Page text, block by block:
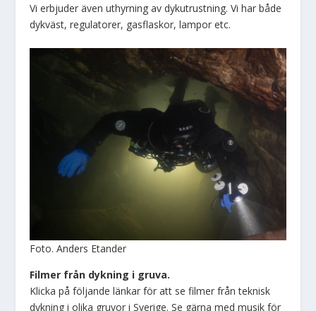
Vi erbjuder även uthyrning av dykutrustning. Vi har både
dykväst, regulatorer, gasflaskor, lampor etc.
Foto. Anders Etander
Filmer från dykning i gruva.
Klicka på följande länkar för att se filmer från teknisk
dykning i olika gruvor i Sverige. Se gärna med musik för